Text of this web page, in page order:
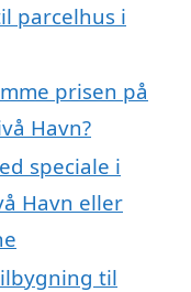
parcelhus i
prisen på
Havn?
speciale i
Havn eller
til